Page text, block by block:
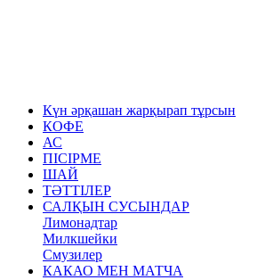
Күн әрқашан жарқырап тұрсын
КОФЕ
АС
ПІСІРМЕ
ШАЙ
ТӘТТІЛЕР
САЛҚЫН СУСЫНДАР
Лимонадтар
Милкшейки
Смузилер
КАКАО МЕН МАТЧА